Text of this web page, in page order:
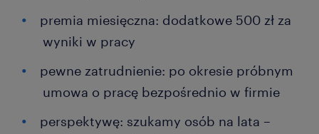
premia miesięczna: dodatkowe 500 zł za
wyniki w pracy
pewne zatrudnienie: po okresie próbnym
umowa o pracę bezpośrednio w firmie
perspektywę: szukamy osób na lata –